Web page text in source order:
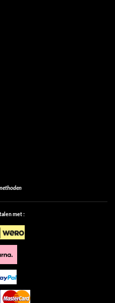
met :